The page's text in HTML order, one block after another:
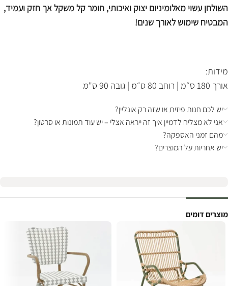
השולחן עשוי מאלומיניום יצוק ואיכותי, חומר קל משקל אך חזק ועמיד,
המבטיח שימוש לאורך שנים!
מידות:
אורך 180 ס״מ | רוחב 80 ס״מ | גובה 90 ס"מ
יש לכם חנות פיזית או שזה רק אונליין?
אני לא מצליח לדמיין איך זה ייראה אצלי – יש עוד תמונות או סרטון?
מהם זמני האספקה?
יש אחריות על המוצרים?
מוצרים דומים